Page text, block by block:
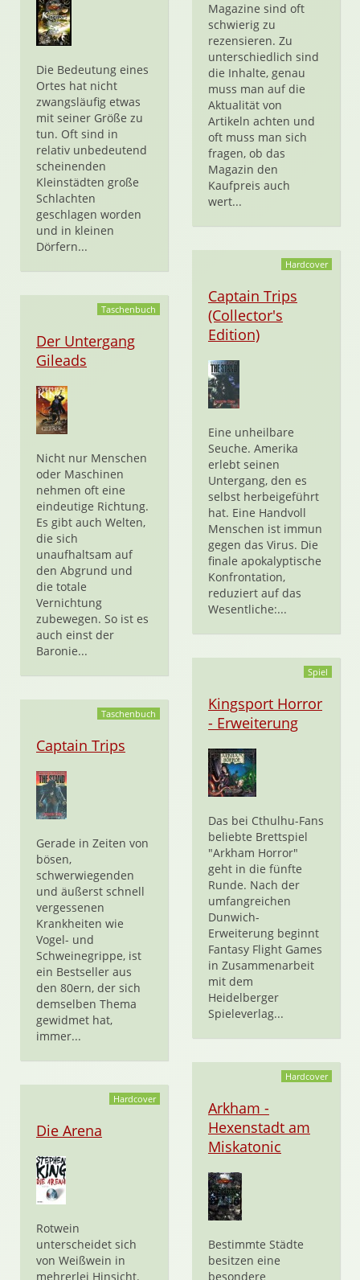
Die Bedeutung eines
Ortes hat nicht
zwangsläufig etwas
mit seiner Größe zu
tun. Oft sind in
relativ unbedeutend
scheinenden
Kleinstädten große
Schlachten
geschlagen worden
und in kleinen
Dörfern...
Magazine sind oft
schwierig zu
rezensieren. Zu
unterschiedlich sind
die Inhalte, genau
muss man auf die
Aktualität von
Artikeln achten und
oft muss man sich
fragen, ob das
Magazin den
Kaufpreis auch
wert...
Taschenbuch
Der Untergang
Gileads
Nicht nur Menschen
oder Maschinen
nehmen oft eine
eindeutige Richtung.
Es gibt auch Welten,
die sich
unaufhaltsam auf
den Abgrund und
die totale
Vernichtung
zubewegen. So ist es
auch einst der
Baronie...
Hardcover
Captain Trips
(Collector's
Edition)
Eine unheilbare
Seuche. Amerika
erlebt seinen
Untergang, den es
selbst herbeigeführt
hat. Eine Handvoll
Menschen ist immun
gegen das Virus. Die
finale apokalyptische
Konfrontation,
reduziert auf das
Wesentliche:...
Taschenbuch
Captain Trips
Gerade in Zeiten von
bösen,
schwerwiegenden
und äußerst schnell
vergessenen
Krankheiten wie
Vogel- und
Schweinegrippe, ist
ein Bestseller aus
den 80ern, der sich
demselben Thema
gewidmet hat,
immer...
Spiel
Kingsport Horror
- Erweiterung
Das bei Cthulhu-Fans
beliebte Brettspiel
"Arkham Horror"
geht in die fünfte
Runde. Nach der
umfangreichen
Dunwich-
Erweiterung beginnt
Fantasy Flight Games
in Zusammenarbeit
mit dem
Heidelberger
Spieleverlag...
Hardcover
Die Arena
Rotwein
unterscheidet sich
von Weißwein in
mehrerlei Hinsicht.
Hardcover
Arkham -
Hexenstadt am
Miskatonic
Bestimmte Städte
besitzen eine
besondere